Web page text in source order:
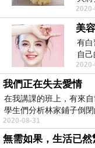
內天
美
有白
自
竅門
我們正在失去愛情
在我講課的班上，有來
學生們分析林家鋪子倒閉
2020-08-31
無需如果，生活已然